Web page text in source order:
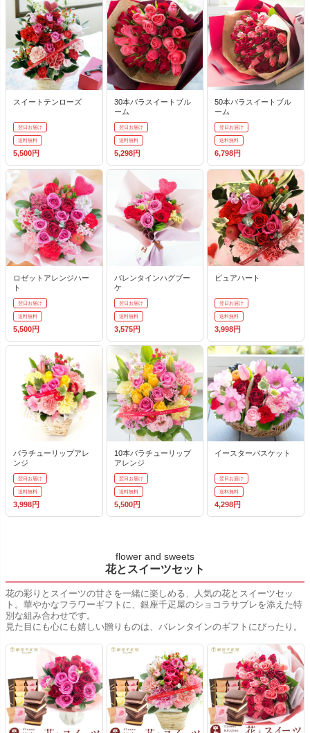
スイートテンローズ
翌日お届け
送料無料
5,500円
30本バラスイートブル
ーム
翌日お届け
送料無料
5,298円
50本バラスイートブル
ーム
翌日お届け
送料無料
6,798円
ロゼットアレンジハー
ト
翌日お届け
送料無料
5,500円
バレンタインハグブー
ケ
翌日お届け
送料無料
3,575円
ピュアハート
翌日お届け
送料無料
3,998円
バラチューリップアレ
ンジ
翌日お届け
送料無料
3,998円
10本バラチューリップ
アレンジ
翌日お届け
送料無料
5,500円
イースターバスケット
翌日お届け
送料無料
4,298円
flower and sweets
花とスイーツセット
花の彩りとスイーツの甘さを一緒に楽しめる、人気の花とスイーツセッ
ト。華やかなフラワーギフトに、銀座千疋屋のショコラサブレを添えた特
別な組み合わせです。
見た目にも心にも嬉しい贈りものは、バレンタインのギフトにぴったり。